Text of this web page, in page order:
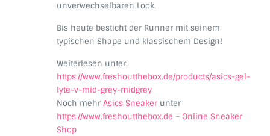
unverwechselbaren Look.
Bis heute besticht der Runner mit seinem
typischen Shape und klassischem Design!
Weiterlesen unter:
https://www.freshoutthebox.de/products/asics-gel-
lyte-v-mid-grey-midgrey
Noch mehr Asics Sneakerunter
https://www.freshoutthebox.de – Online Sneaker
Shop